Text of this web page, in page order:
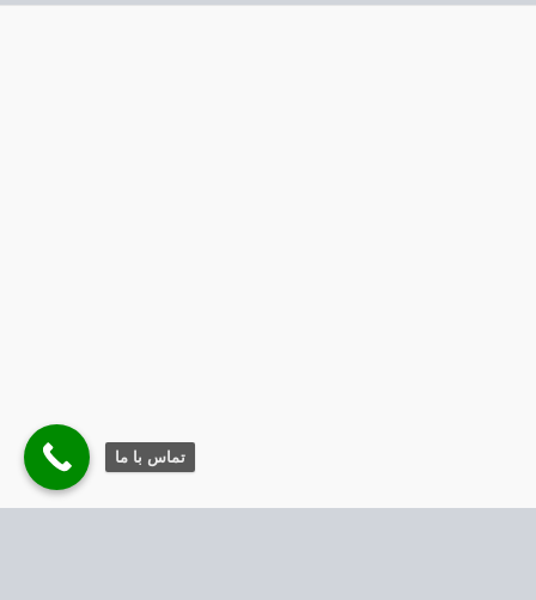
تماس با ما